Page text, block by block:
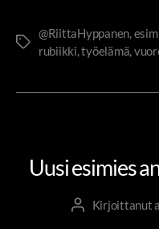
@RiittaHyppanen
rubiikki ,työelämä
Uusi esimies
Kirjoittanut